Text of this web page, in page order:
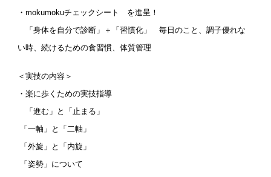
・mokumokuチェックシート を進呈！
「身体を自分で診断」＋「習慣化」 毎日のこと、調子優れな
い時、続けるための食習慣、体質管理
＜実技の内容＞
・楽に歩くための実技指導
「進む」と「止まる」
「一軸」と「二軸」
「外旋」と「内旋」
「姿勢」について